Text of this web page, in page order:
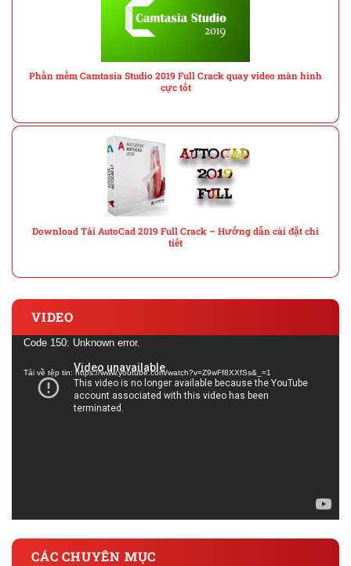
Phần mềm Camtasia Studio 2019 Full Crack quay video màn hình
cực tốt
Download Tải AutoCad 2019 Full Crack – Hướng dẫn cài đặt chi
tiết
VIDEO
Trình
Video
Code 150: Unknown error.
Tải về tệp tin: https://www.youtube.com/watch?v=Z9wFf8XXfSs&_=1
CÁC CHUYÊN MỤC